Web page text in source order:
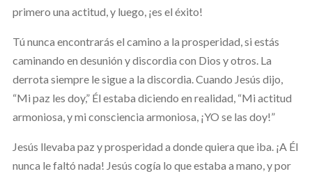
primero una actitud, y luego, ¡es el éxito!
Tú nunca encontrarás el camino a la prosperidad, si estás
caminando en desunión y discordia con Dios y otros. La
derrota siempre le sigue a la discordia. Cuando Jesús dijo,
“Mi paz les doy,” Él estaba diciendo en realidad, “Mi actitud
armoniosa, y mi consciencia armoniosa, ¡YO se las doy!”
Jesús llevaba paz y prosperidad a donde quiera que iba. ¡A Él
nunca le faltó nada! Jesús cogía lo que estaba a mano, y por